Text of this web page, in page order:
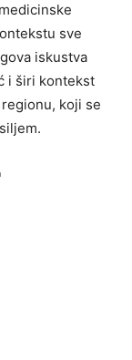
sve
iskustva
i širi kontekst
koji se